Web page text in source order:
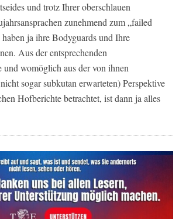
und trotz Ihrer oberschlauen
zunehmend zum „failed
ja ihre Bodyguards und Ihre
Aus der entsprechenden
und womöglich aus der von ihnen
sogar subkutan erwarteten) Perspektive
Hofberichte betrachtet, ist dann ja alles